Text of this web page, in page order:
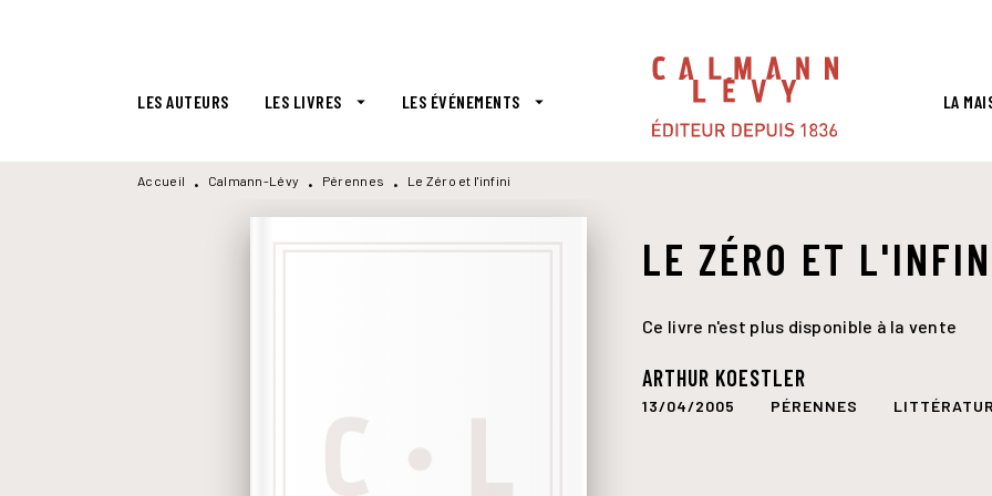
LES AUTEURS LES LIVRES arrow_drop_down LES ÉVÉNEMENTS arrow_drop_down LA
Accueil • Calmann-Lévy • Pérennes • Le Zéro et l'infini
LE ZÉRO ET
Ce livre n'est plus disponible à la vente
ARTHUR KOESTLER
13/04/2005 PÉRENNES